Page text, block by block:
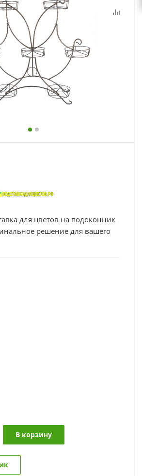
для цветов на подоконник
решение для вашего
каркас, выполненный
В корзину